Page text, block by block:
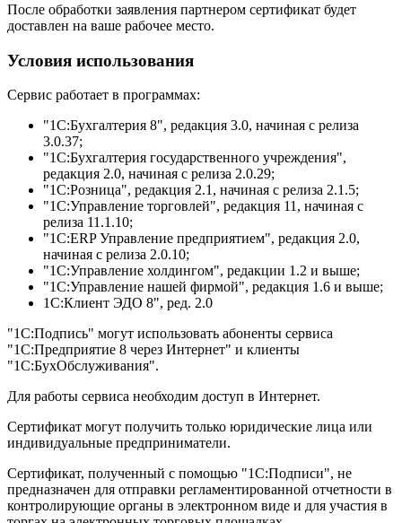
После обработки заявления партнером сертификат будет
доставлен на ваше рабочее место.
Условия использования
Сервис работает в программах:
"1С:Бухгалтерия 8", редакция 3.0, начиная с релиза
3.0.37;
"1С:Бухгалтерия государственного учреждения",
редакция 2.0, начиная с релиза 2.0.29;
"1С:Розница", редакция 2.1, начиная с релиза 2.1.5;
"1С:Управление торговлей", редакция 11, начиная с
релиза 11.1.10;
"1С:ERP Управление предприятием", редакция 2.0,
начиная с релиза 2.0.10;
"1С:Управление холдингом", редакции 1.2 и выше;
"1С:Управление нашей фирмой", редакция 1.6 и выше;
1С:Клиент ЭДО 8", ред. 2.0
"1С:Подпись" могут использовать абоненты сервиса
"1С:Предприятие 8 через Интернет" и клиенты
"1С:БухОбслуживания".
Для работы сервиса необходим доступ в Интернет.
Сертификат могут получить только юридические лица или
индивидуальные предприниматели.
Сертификат, полученный с помощью "1С:Подписи", не
предназначен для отправки регламентированной отчетности в
контролирующие органы в электронном виде и для участия в